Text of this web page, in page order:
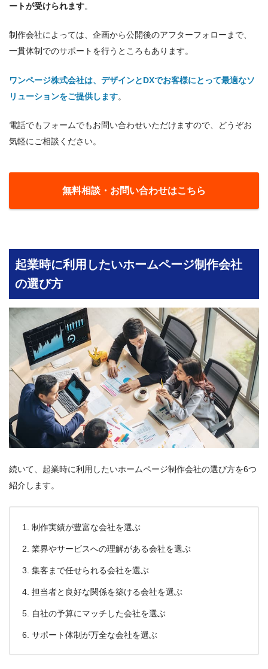
ートが受けられます。
制作会社によっては、企画から公開後のアフターフォローまで、
一貫体制でのサポートを行うところもあります。
ワンページ株式会社は、 デザインとDXでお客様にとって最適なソ
リューションをご提供します。
電話でもフォームでもお問い合わせいただけますので、どうぞお
気軽にご相談ください。
無料相談・お問い合わせはこちら
起業時に利用したいホームページ制作会社
の選び方
続いて、起業時に利用したいホームページ制作会社の選び方を6つ
紹介します。
制作実績が豊富な会社を選ぶ
業界やサービスへの理解がある会社を選ぶ
集客まで任せられる会社を選ぶ
担当者と良好な関係を築ける会社を選ぶ
自社の予算にマッチした会社を選ぶ
サポート体制が万全な会社を選ぶ